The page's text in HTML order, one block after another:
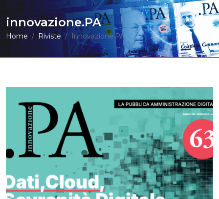
innovazione.PA
Home Riviste Innovazione.PA